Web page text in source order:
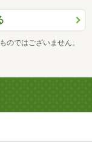
のではございません。